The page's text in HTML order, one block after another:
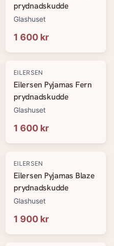
prydnadskudde
Glashuset
1 600 kr
EILERSEN
Eilersen Pyjamas Fern
prydnadskudde
Glashuset
1 600 kr
EILERSEN
Eilersen Pyjamas Blaze
prydnadskudde
Glashuset
1 900 kr